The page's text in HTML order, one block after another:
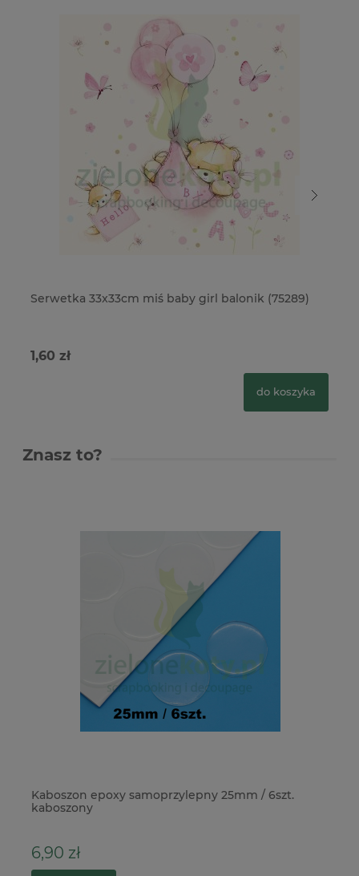
Serwetka 33x33cm miś baby girl balonik (75289)
1,60 zł
do koszyka
Znasz to?
Kaboszon epoxy samoprzylepny 25mm / 6szt.
kaboszony
6,90 zł